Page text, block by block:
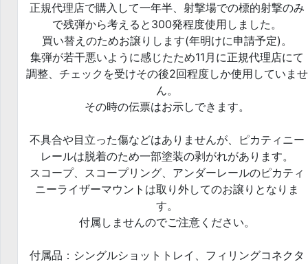
正規代理店で購入して一年半、射撃場での標的射撃のみ
で残弾から考えると300発程度使用しました。
買い替えのためお譲りします(年明けに申請予定)。
集弾が若干悪いように感じたため11月に正規代理店にて
調整、チェックを受けその後2回程度しか使用していませ
ん。
その時の伝票はお示しできます。
不具合や目立った傷などはありませんが、ピカティニー
レールは脱着のため一部塗装の剥がれがあります。
スコープ、スコープリング、アンダーレールのピカティ
ニーライザーマウントは取り外してのお譲りとなりま
す。
付属しませんのでご注意ください。
付属品：シングルショットトレイ、フィリングコネクタ